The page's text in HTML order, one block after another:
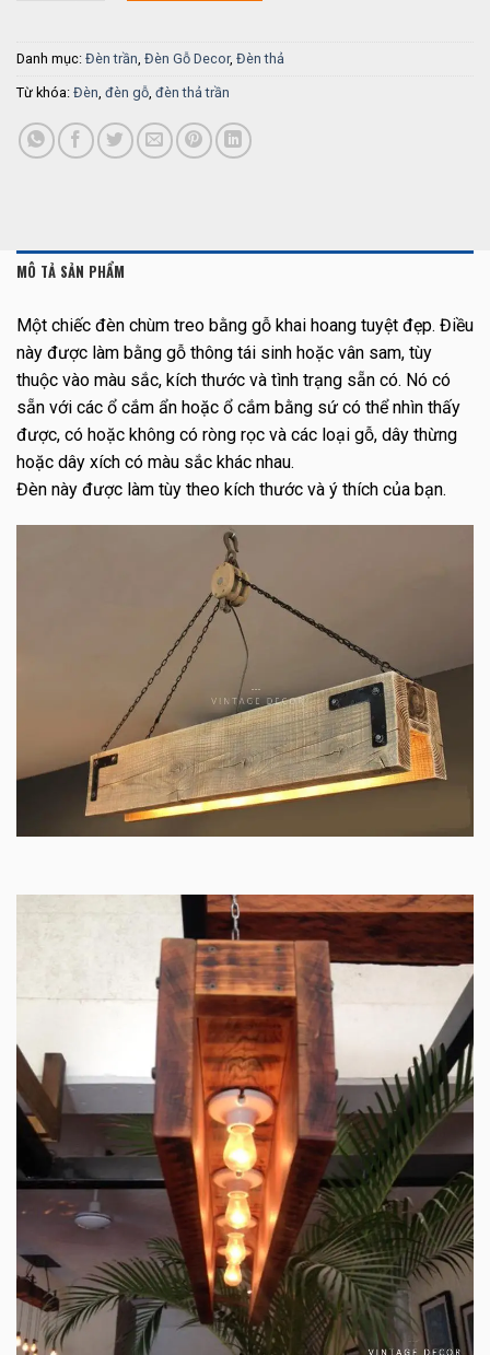
Danh mục: Đèn trần Đèn Gỗ Decor, Đèn thả
Từ khóa: Đèn đèn gỗ đèn thả trần
MÔ TẢ SẢN PHẨM
Một chiếc đèn chùm treo bằng gỗ khai hoang tuyệt đẹp. Điều
này được làm bằng gỗ thông tái sinh hoặc vân sam, tùy
thuộc vào màu sắc, kích thước và tình trạng sẵn có. Nó có
sẵn với các ổ cắm ẩn hoặc ổ cắm bằng sứ có thể nhìn thấy
được, có hoặc không có ròng rọc và các loại gỗ, dây thừng
hoặc dây xích có màu sắc khác nhau.
Đèn này được làm tùy theo kích thước và ý thích của bạn.